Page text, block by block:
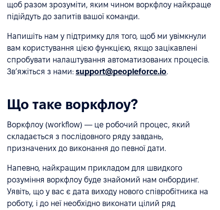
щоб разом зрозуміти, яким чином воркфлоу найкраще
підійдуть до запитів вашої команди.
Напишіть нам у підтримку для того, щоб ми увімкнули
вам користування цією функцією, якщо зацікавлені
спробувати налаштування автоматизованих процесів.
Звʼяжіться з нами: support@peopleforce.io.
Що таке воркфлоу?
Воркфлоу (workflow) — це робочий процес, який
складається з послідовного ряду завдань,
призначених до виконання до певної дати.
Напевно, найкращим прикладом для швидкого
розуміння воркфлоу буде знайомий нам онбординг.
Уявіть, що у вас є дата виходу нового співробітника на
роботу, і до неї необхідно виконати цілий ряд